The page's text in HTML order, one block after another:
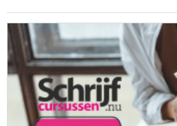
Afbeelding